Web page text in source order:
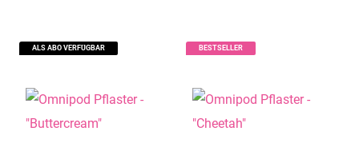
ALS ABO VERFÜGBAR BESTSELLER